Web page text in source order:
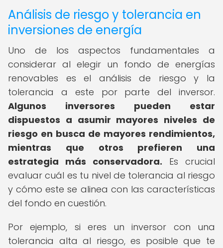
Análisis de riesgo y tolerancia en
inversiones de energía
Uno de los aspectos fundamentales a
considerar al elegir un fondo de energías
renovables es el análisis de riesgo y la
tolerancia a este por parte del inversor.
Algunos inversores pueden estar
dispuestos a asumir mayores niveles de
riesgo en busca de mayores rendimientos,
mientras que otros prefieren una
estrategia más conservadora. Es crucial
evaluar cuál es tu nivel de tolerancia al riesgo
y cómo este se alinea con las características
del fondo en cuestión.
Por ejemplo, si eres un inversor con una
tolerancia alta al riesgo, es posible que te